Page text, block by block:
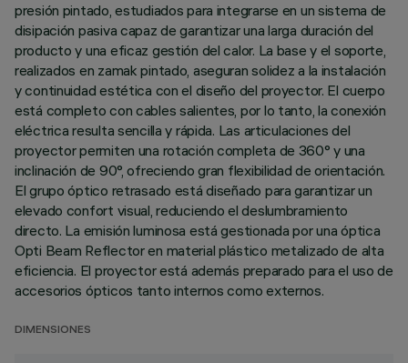
presión pintado, estudiados para integrarse en un sistema de
disipación pasiva capaz de garantizar una larga duración del
producto y una eficaz gestión del calor. La base y el soporte,
realizados en zamak pintado, aseguran solidez a la instalación
y continuidad estética con el diseño del proyector. El cuerpo
está completo con cables salientes, por lo tanto, la conexión
eléctrica resulta sencilla y rápida. Las articulaciones del
proyector permiten una rotación completa de 360° y una
inclinación de 90°, ofreciendo gran flexibilidad de orientación.
El grupo óptico retrasado está diseñado para garantizar un
elevado confort visual, reduciendo el deslumbramiento
directo. La emisión luminosa está gestionada por una óptica
Opti Beam Reflector en material plástico metalizado de alta
eficiencia. El proyector está además preparado para el uso de
accesorios ópticos tanto internos como externos.
DIMENSIONES